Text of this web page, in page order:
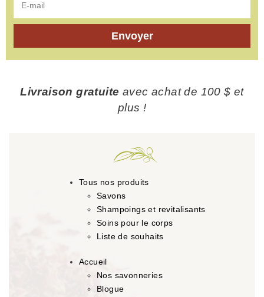
Envoyer
Livraison gratuite avec achat de 100 $ et
plus !
Tous nos produits
Savons
Shampoings et revitalisants
Soins pour le corps
Liste de souhaits
Accueil
Nos savonneries
Blogue